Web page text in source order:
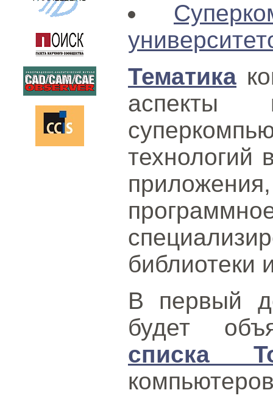
Тематика
аспекты
технологий
библиотеки
В первый
будет
списка